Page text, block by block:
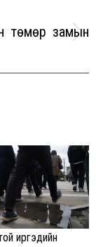
төмөр замын
иргэдийн